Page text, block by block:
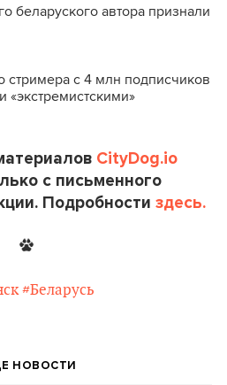
беларуского автора признали
стримера с 4 млн подписчиков
«экстремистскими»
CityDog.io
с письменного
Подробности здесь.
#Беларусь
НОВОСТИ